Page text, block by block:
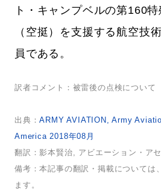
ト・キャンプベルの第160
（空挺）を支援する航空技
員である。
訳者コメント：被雷後の点検について
出典：ARMY AVIATION, Army
America 2018年08月
翻訳：影本賢治, アビエーション・ア
備考：本記事の翻訳・掲載については
ます。